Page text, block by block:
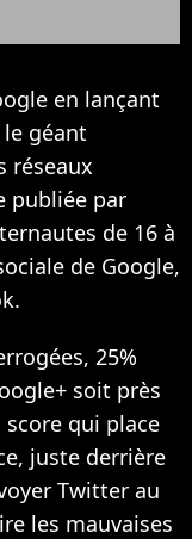
en lançant
le géant
réseaux
publiée par
de 16 à
de Google,
25%
soit près
qui place
juste derrière
Twitter au
les mauvaises